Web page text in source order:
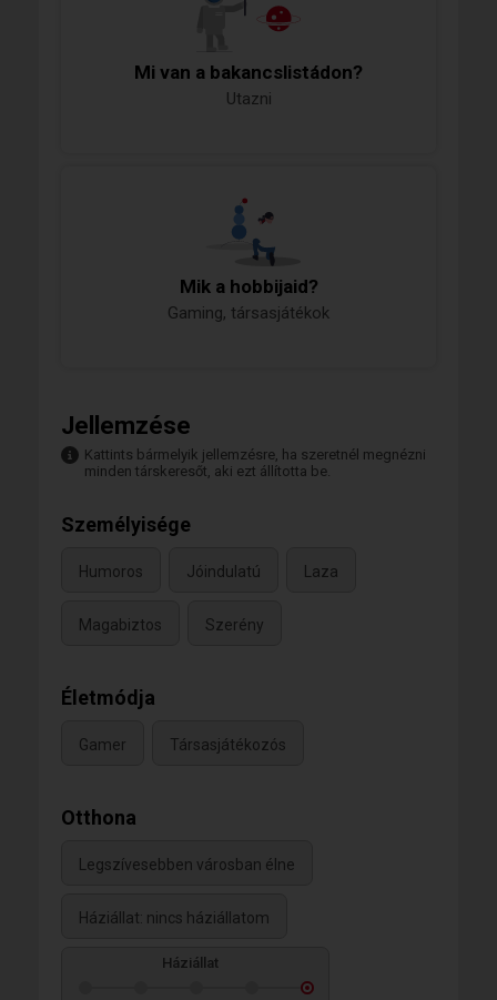
Mi van a bakancslistádon?
Utazni
Mik a hobbijaid?
Gaming, társasjátékok
Jellemzése
Kattints bármelyik jellemzésre, ha szeretnél megnézni
minden társkeresőt, aki ezt állította be.
Személyisége
Humoros Jóindulatú Laza
Magabiztos Szerény
Életmódja
Gamer Társasjátékozós
Otthona
Legszívesebben városban élne
Háziállat: nincs háziállatom
Háziállat